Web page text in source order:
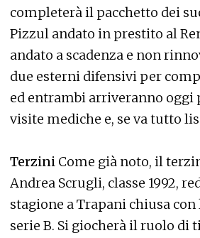
completerà il pacchetto dei
Pizzul andato in prestito al
andato a scadenza e non
due esterni difensivi per
ed entrambi arriveranno oggi
visite mediche e, se va tutto
Terzini Come già noto, il
Andrea Scrugli, classe 1992,
stagione a Trapani chiusa
serie B. Si giocherà il ruolo di